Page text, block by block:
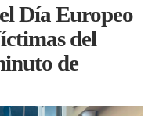
Día Europeo
del
de